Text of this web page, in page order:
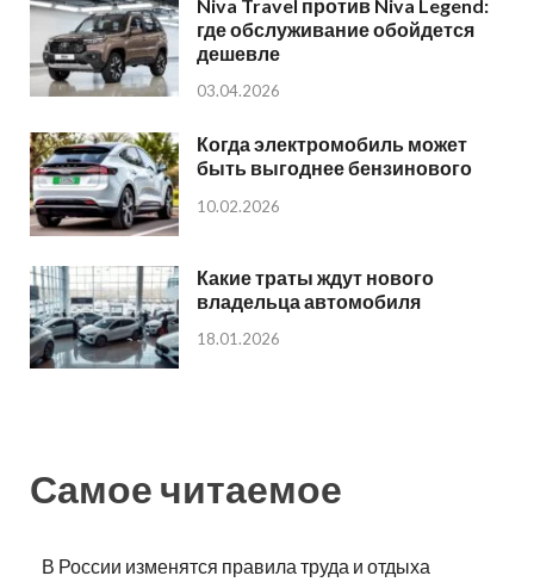
Niva Travel против Niva Legend:
где обслуживание обойдется
дешевле
03.04.2026
Когда электромобиль может
быть выгоднее бензинового
10.02.2026
Какие траты ждут нового
владельца автомобиля
18.01.2026
Самое читаемое
В России изменятся правила труда и отдыха